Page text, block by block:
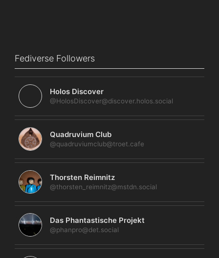
Fediverse Followers
Holos Discover
@HolosDiscover@discover.holos.social
Quadruvium Club
@quadruviumclub@troet.cafe
Thorsten Reimnitz
@thorsten_reimnitz@mstdn.social
Das Phantastische Projekt
@phanpro@det.social